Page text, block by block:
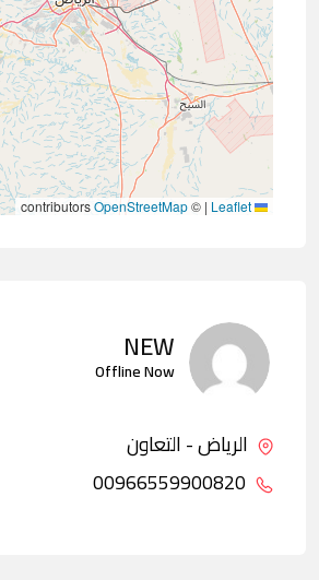
|
©
OpenStreetMap
NEW
Offline Now
الرياض - التعاون